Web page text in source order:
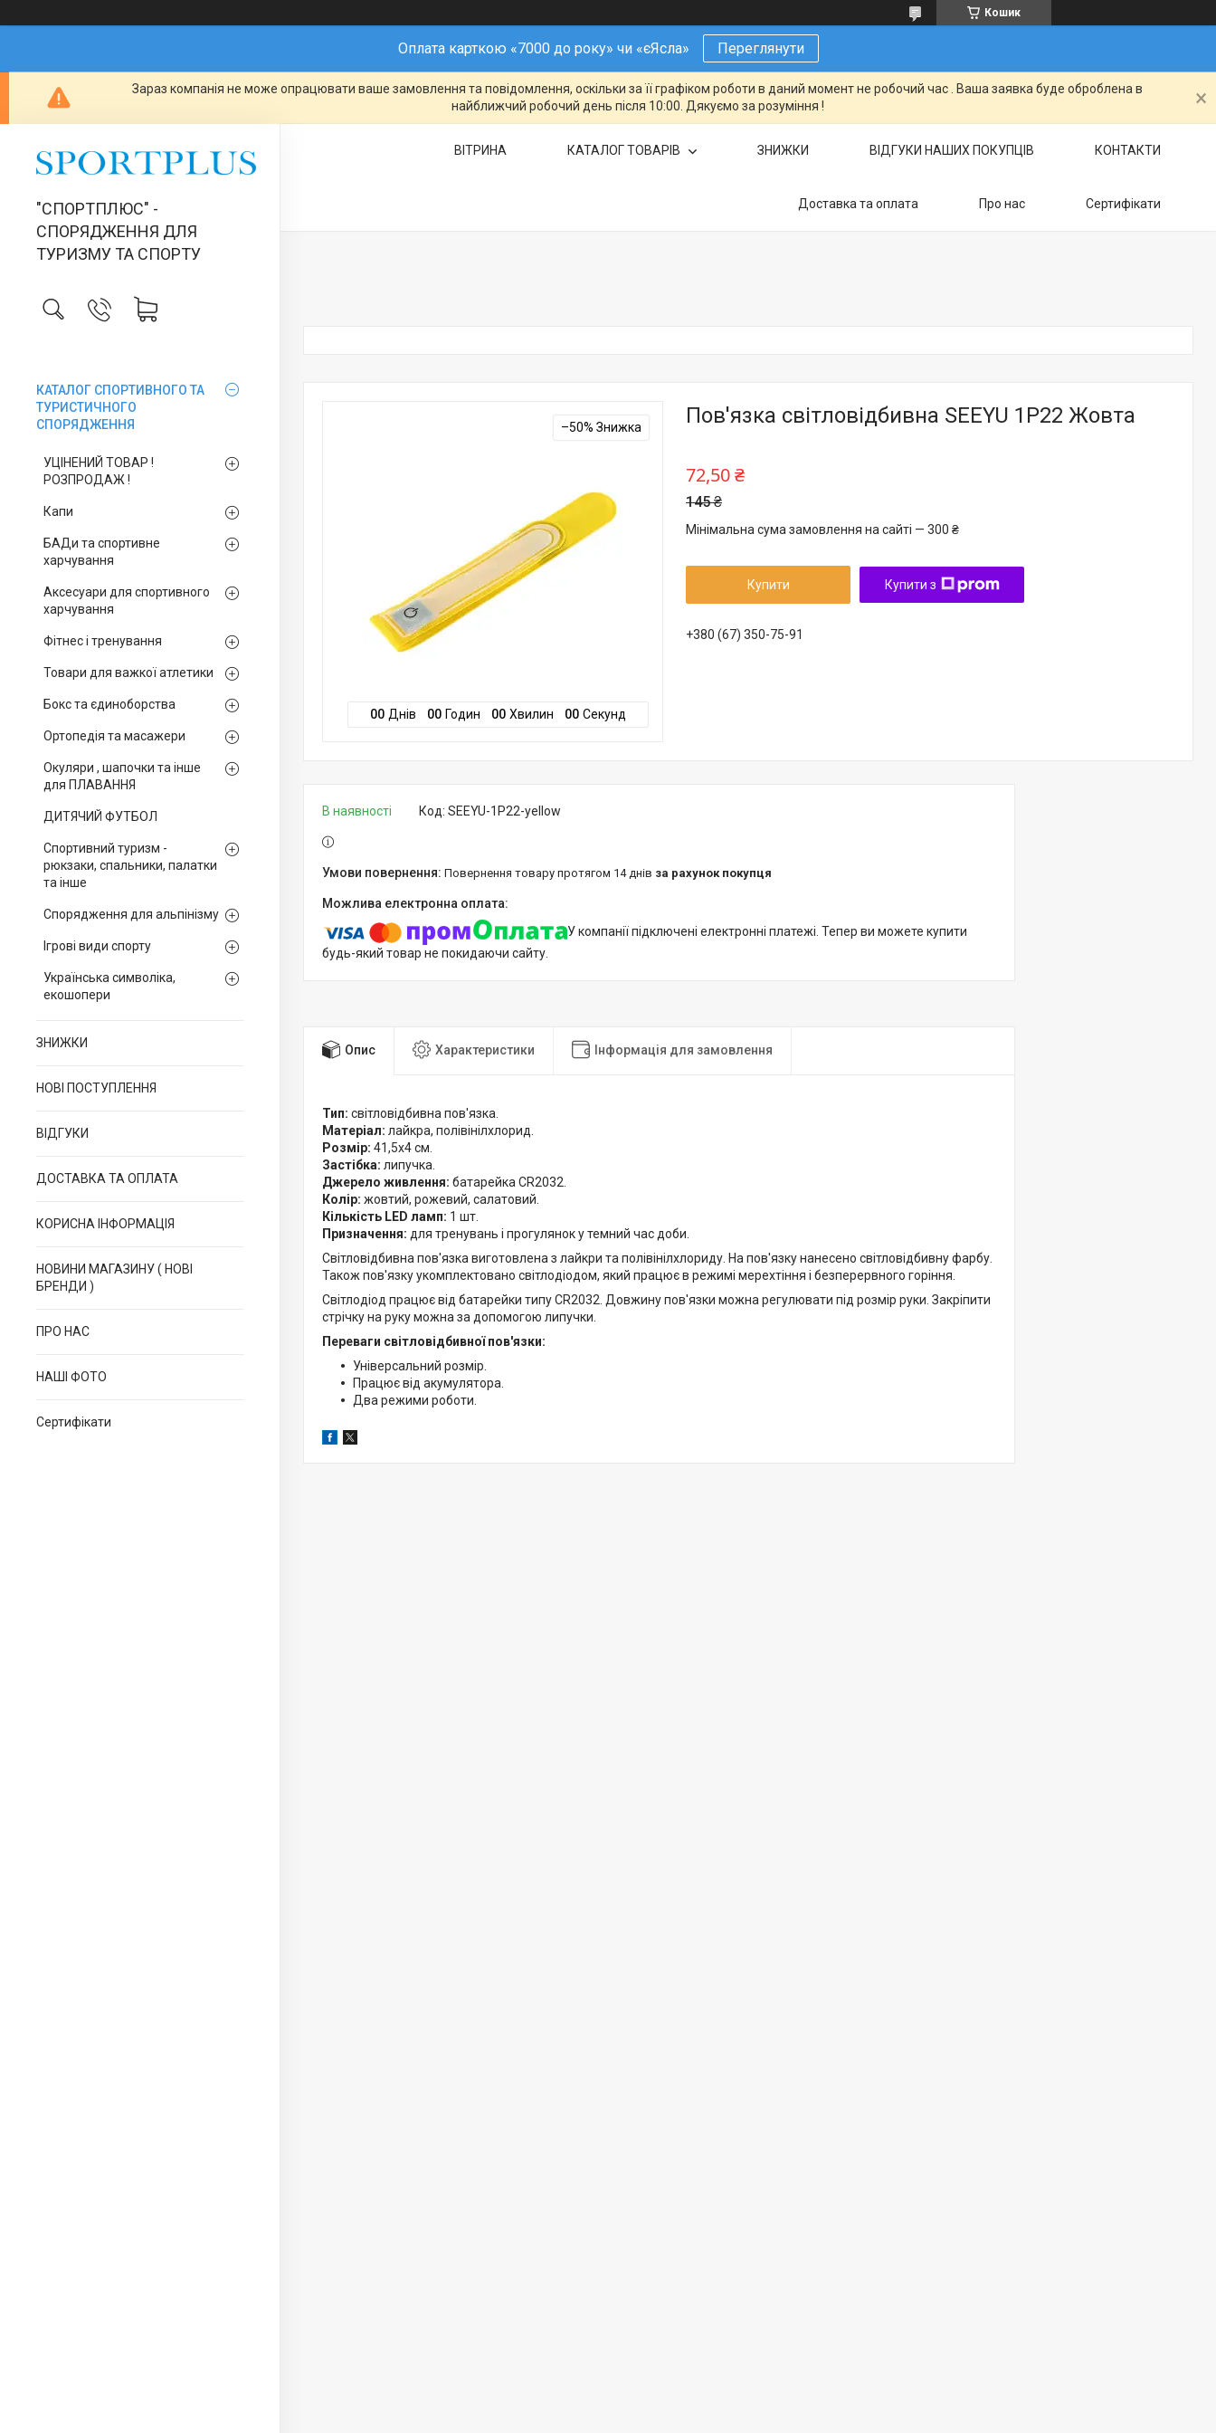
Кошик
Оплата карткою «7000 до року» чи «єЯсла» Переглянути
Зараз компанія не може опрацювати ваше замовлення та повідомлення, оскільки за її графіком роботи в даний момент не робочий час . Ваша заявка буде оброблена в
найближчий робочий день після 10:00. Дякуємо за розуміння !
"СПОРТПЛЮС" -
СПОРЯДЖЕННЯ ДЛЯ
ТУРИЗМУ ТА СПОРТУ
КАТАЛОГ СПОРТИВНОГО ТА
ТУРИСТИЧНОГО
СПОРЯДЖЕННЯ
УЦІНЕНИЙ ТОВАР !
РОЗПРОДАЖ !
Капи
БАДи та спортивне
харчування
Аксесуари для спортивного
харчування
Фітнес і тренування
Товари для важкої атлетики
Бокс та єдиноборства
Ортопедія та масажери
Окуляри , шапочки та інше
для ПЛАВАННЯ
ДИТЯЧИЙ ФУТБОЛ
Спортивний туризм -
рюкзаки, спальники, палатки
та інше
Спорядження для альпінізму
Ігрові види спорту
Українська символіка,
екошопери
ЗНИЖКИ
НОВІ ПОСТУПЛЕННЯ
ВІДГУКИ
ДОСТАВКА ТА ОПЛАТА
КОРИСНА ІНФОРМАЦІЯ
НОВИНИ МАГАЗИНУ ( НОВІ
БРЕНДИ )
ПРО НАС
НАШІ ФОТО
Сертифікати
ВІТРИНА КАТАЛОГ ТОВАРІВ ЗНИЖКИ ВІДГУКИ НАШИХ ПОКУПЦІВ КОНТАКТИ
Доставка та оплата Про нас Сертифікати
–50%
00 Днів 00 Годин 00 Хвилин 00 Секунд
Пов'язка світловідбивна SEEYU 1P22 Жовта
145 ₴
72,50 ₴
Мінімальна сума замовлення на сайті — 300 ₴
Купити Купити з
+380 (67) 350-75-91
В наявності Код: SEEYU-1P22-yellow
повернення товару протягом 14 днів за рахунок покупця
У компанії підключені електронні платежі. Тепер ви можете купити
будь-який товар не покидаючи сайту.
Опис Характеристики Інформація для замовлення
Тип: світловідбивна пов'язка.
Матеріал: лайкра, полівінілхлорид.
Розмір: 41,5х4 см.
Застібка: липучка.
Джерело живлення: батарейка CR2032.
Колір: жовтий, рожевий, салатовий.
Кількість LED ламп: 1 шт.
Призначення: для тренувань і прогулянок у темний час доби.
Світловідбивна пов'язка виготовлена з лайкри та полівінілхлориду. На пов'язку нанесено світловідбивну фарбу.
Також пов'язку укомплектовано світлодіодом, який працює в режимі мерехтіння і безперервного горіння.
Світлодіод працює від батарейки типу CR2032. Довжину пов'язки можна регулювати під розмір руки. Закріпити
стрічку на руку можна за допомогою липучки.
Переваги світловідбивної пов'язки:
Універсальний розмір.
Працює від акумулятора.
Два режими роботи.